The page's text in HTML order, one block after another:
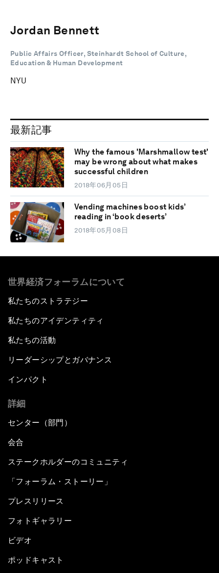
Jordan Bennett
Public Affairs Officer, Steinhardt School of Culture,
Education & Human Development
NYU
最新記事
Why the famous 'Marshmallow test'
may be wrong about what makes
successful children
2018年06月05日
Vending machines boost kids’
reading in ‘book deserts’
2018年05月08日
世界経済フォーラムについて
私たちのストラテジー
私たちのアイデンティティ
私たちの活動
リーダーシップとガバナンス
インパクト
詳細
センター（部門）
会合
ステークホルダーのコミュニティ
「フォーラム・ストーリー」
プレスリリース
フォトギャラリー
ビデオ
ポッドキャスト